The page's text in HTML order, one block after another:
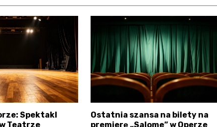
Spektakl
Teatrze
Ostatnia szansa na bilety na
premierę „Salome” w Operze